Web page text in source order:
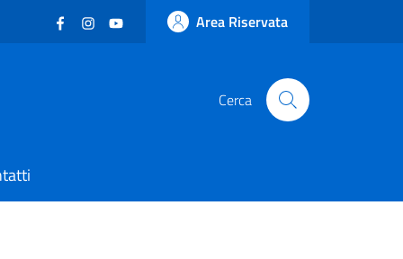
Facebook
(nuova scheda - new tab)
Instagram
(nuova scheda - new tab)
YouTube
(nuova scheda - new tab)
Area Riservata
Cerca